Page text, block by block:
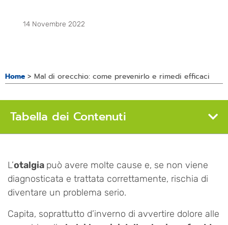
14 Novembre 2022
Home > Mal di orecchio: come prevenirlo e rimedi efficaci
Tabella dei Contenuti
L’otalgia può avere molte cause e, se non viene
diagnosticata e trattata correttamente, rischia di
diventare un problema serio.
Capita, soprattutto d’inverno di avvertire dolore alle